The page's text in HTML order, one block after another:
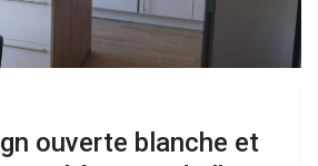
ouverte blanche et